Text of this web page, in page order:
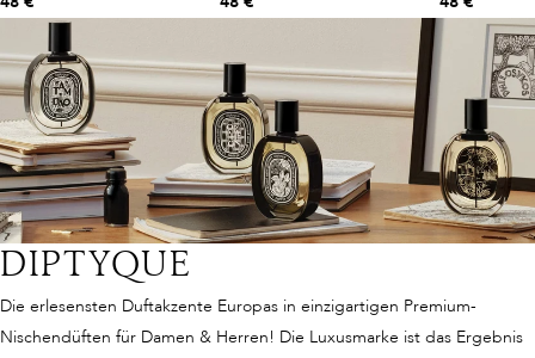
DIPTYQUE
Die erlesensten Duftakzente Europas in einzigartigen Premium-
Nischendüften für Damen & Herren! Die Luxusmarke ist das Ergebnis